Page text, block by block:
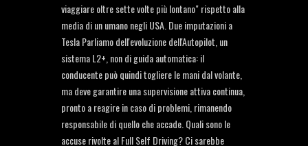
viaggiare oltre sette volte più lontano" rispetto alla
media di un umano negli USA. Due imputazioni a
Tesla Parliamo dell'evoluzione dell'Autopilot, un
sistema L2+, non di guida automatica: il
conducente può quindi togliere le mani dal volante,
ma deve garantire una supervisione attiva continua,
pronto a reagire in caso di problemi, rimanendo
responsabile di quello che accade. Quali sono le
accuse rivolte al Full Self Driving? Ci sarebbe